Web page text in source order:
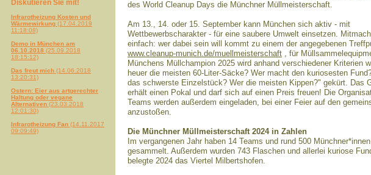
Diskutieren Sie mit!
Infrarotheizung Kosten und
Wärmewirkung (17.04.2019
11:18:08)
Demo in München am
06.10.2018 (25.09.2018
18:15:12)
Das freut mich (14.06.2018
13:20:31)
Ostern: Eier aus artgerechter
Haltung oder vegane
Alternativen (23.03.2018
12:01:30)
Infrarotheizung Fan (14.11.2017
09:09:49)
des World Cleanup Days die Münchner Müllmeisterschaft.
Am 13., 14. oder 15. September kann München sich aktiv - mit
Wettbewerbscharakter - für eine saubere Umwelt einsetzen.
einfach: wer dabei sein will kommt zu einem der angegebenen
www.cleanup-munich.de/muellmeisterschaft , für
Münchens Müllchampion 2025 wird anhand verschiedener Kriterien
heuer die meisten 60-Liter-Säcke? Wer macht den kuriosesten
das schwerste Einzelstück? Wer die meisten Kippen?" gekürt. Das
erhält einen Pokal und darf sich auf einen Preis freuen! Die
Teams werden außerdem eingeladen, bei einer Feier auf den
anzustoßen.
Die Münchner Müllmeisterschaft 2024 in Zahlen
Im vergangenen Jahr haben 14 Teams und rund 500
gesammelt. Außerdem wurden 743 Flaschen und allerlei kuriose
belegte 2024 das Viertel Milbertshofen.